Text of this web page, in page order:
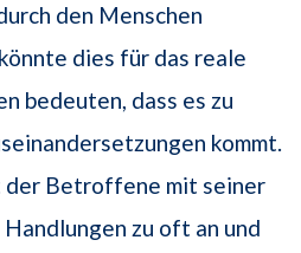
den Menschen
dies für das reale
bedeuten, dass es zu
kommt.
Betroffene mit seiner
zu oft an und